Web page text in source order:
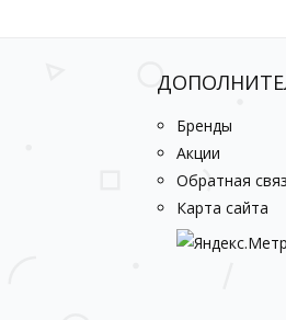
Бренды
Акции
Обратная
Карта сайта